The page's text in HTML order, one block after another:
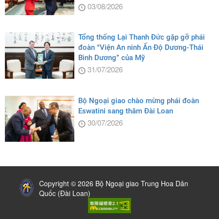
03/08/2026
Tổng thống Lại Thanh Đức gặp gỡ phái
đoàn “Viện An ninh Ấn Độ Dương-Thái
Bình Dương” của Mỹ
31/07/2026
Bộ Ngoại giao chào mừng phái đoàn
Eswatini sang thăm Đài Loan
30/07/2026
Copyright © 2026 Bộ Ngoại giao Trung Hoa Dân
Quốc (Đài Loan)